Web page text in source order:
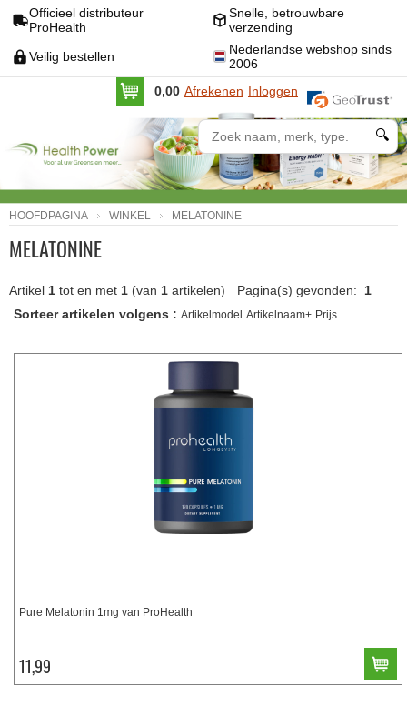
Officieel distributeur
ProHealth
Snelle, betrouwbare
verzending
Veilig bestellen
Nederlandse webshop sinds
2006
0,00 Afrekenen Inloggen
🔍
HOOFDPAGINA WINKEL MELATONINE
MELATONINE
Pagina(s) gevonden: 1
Artikel 1 tot en met 1 (van 1 artikelen)
Sorteer artikelen volgens : Artikelmodel Artikelnaam+ Prijs
Pure Melatonin 1mg van ProHealth
11,99